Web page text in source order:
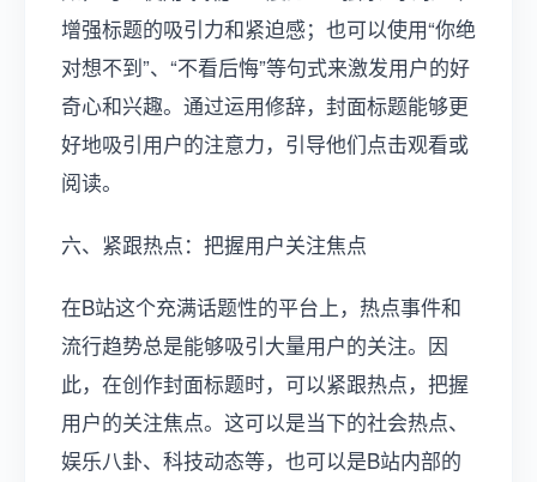
增强标题的吸引力和紧迫感；也可以使用“你绝
对想不到”、“不看后悔”等句式来激发用户的好
奇心和兴趣。通过运用修辞，封面标题能够更
好地吸引用户的注意力，引导他们点击观看或
阅读。
六、紧跟热点：把握用户关注焦点
在B站这个充满话题性的平台上，热点事件和
流行趋势总是能够吸引大量用户的关注。因
此，在创作封面标题时，可以紧跟热点，把握
用户的关注焦点。这可以是当下的社会热点、
娱乐八卦、科技动态等，也可以是B站内部的